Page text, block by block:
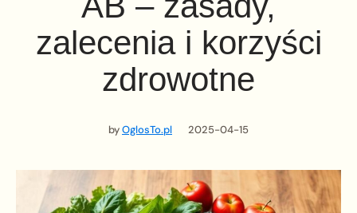
zalecenia i korzyści
zdrowotne
byOglosTo.pl 2025-04-15